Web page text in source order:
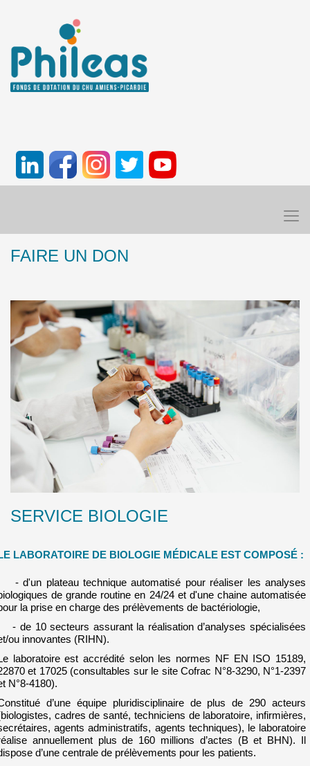
FAIRE UN DON
SERVICE BIOLOGIE
LABORATOIRE DE BIOLOGIE MÉDICALE EST COMPOSÉ :
d'un plateau technique automatisé pour réaliser les analyses
de grande routine en 24/24 et d'une chaine automatisée
la prise en charge des prélèvements de bactériologie,
de 10 secteurs assurant la réalisation d’analyses spécialisées
ou innovantes (RIHN).
laboratoire est accrédité selon les normes NF EN ISO 15189,
et 17025 (consultables sur le site Cofrac N°8-3290, N°1-2397
N°8-4180).
d’une équipe pluridisciplinaire de plus de 290 acteurs
cadres de santé, techniciens de laboratoire, infirmières,
agents administratifs, agents techniques), le laboratoire
annuellement plus de 160 millions d’actes (B et BHN). Il
d’une centrale de prélèvements pour les patients.